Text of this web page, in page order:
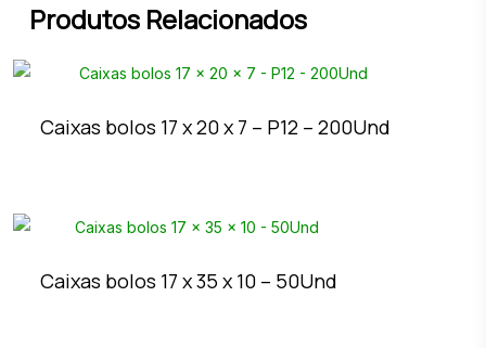
Produtos Relacionados
Caixas bolos 17 x 20 x 7 – P12 – 200Und
Caixas bolos 17 x 35 x 10 – 50Und